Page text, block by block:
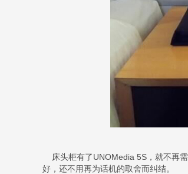
床头柜有了UNOMedia 5S，就不再
好，还不用再为话机的取舍而纠结。